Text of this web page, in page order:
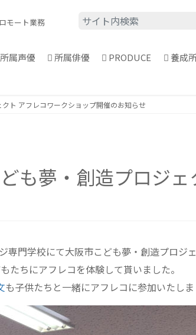
モート業務
所属声優 所属俳優 PRODUCE 養成
ト アフレコワークショップ開催のお知らせ
も夢・創造プロジ
門学校にて大阪市こども夢・創造プロジ
たちにアフレコを体験して貰いました。
も子供たちと一緒にアフレコに参加いたし